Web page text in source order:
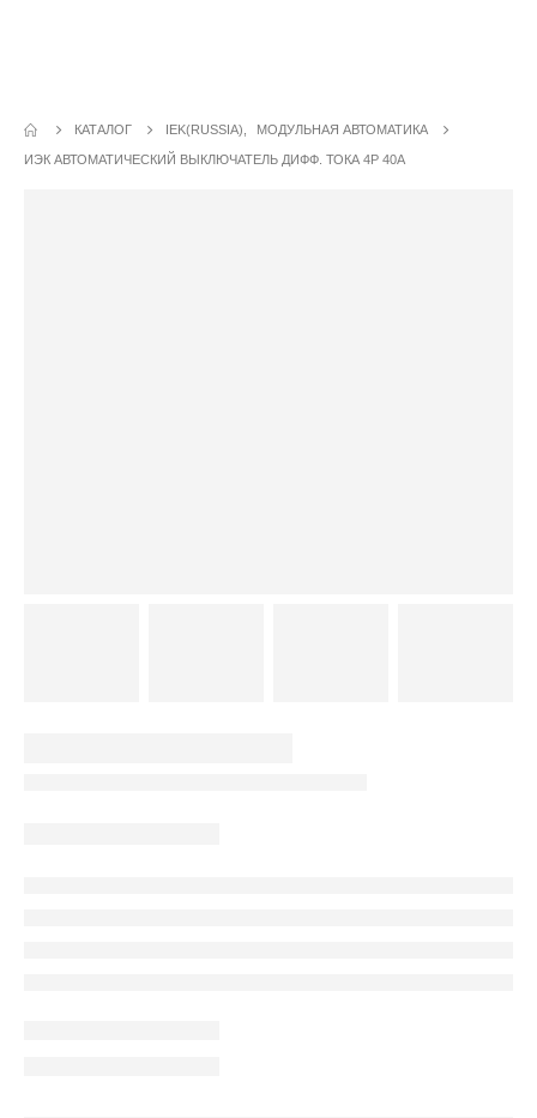
КАТАЛОГ IEK(RUSSIA) МОДУЛЬНАЯ АВТОМАТИКА
ИЭК АВТОМАТИЧЕСКИЙ ВЫКЛЮЧАТЕЛЬ ДИФФ. ТОКА 4P 40A